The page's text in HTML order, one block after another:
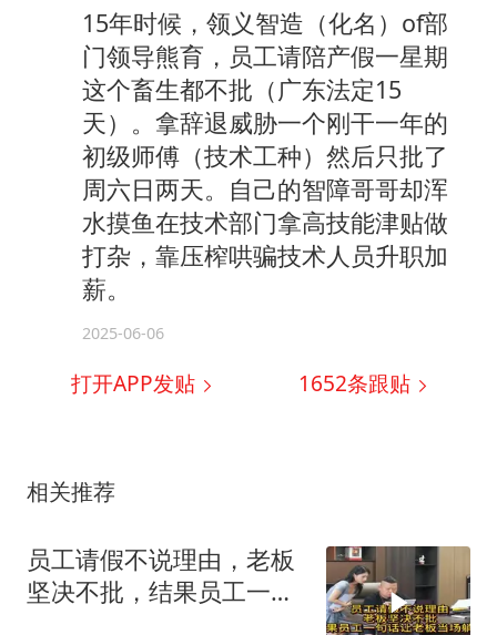
15年时候，领义智造（化名）of部
门领导熊育，员工请陪产假一星期
这个畜生都不批（广东法定15
天）。拿辞退威胁一个刚干一年的
初级师傅（技术工种）然后只批了
周六日两天。自己的智障哥哥却浑
水摸鱼在技术部门拿高技能津贴做
打杂，靠压榨哄骗技术人员升职加
薪。
2025-06-06
打开APP发贴 1652条跟贴
相关推荐
员工请假不说理由，老板
坚决不批，结果员工一句